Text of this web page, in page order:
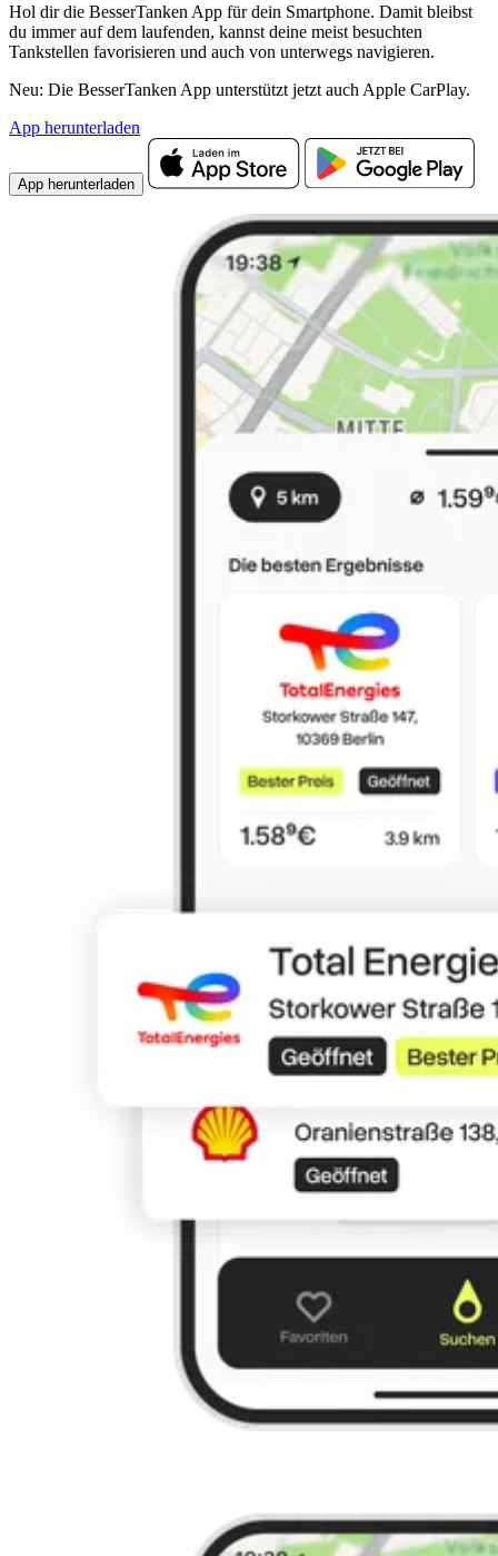
Hol dir die BesserTanken App für dein Smartphone. Damit bleibst
du immer auf dem laufenden, kannst deine meist besuchten
Tankstellen favorisieren und auch von unterwegs navigieren.
Neu: Die BesserTanken App unterstützt jetzt auch Apple CarPlay.
App herunterladen
App herunterladen